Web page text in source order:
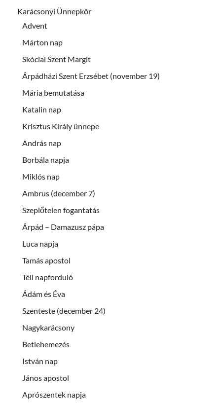
Karácsonyi Ünnepkör
Advent
Márton nap
Skóciai Szent Margit
Árpádházi Szent Erzsébet (november 19)
Mária bemutatása
Katalin nap
Krisztus Király ünnepe
András nap
Borbála napja
Miklós nap
Ambrus (december 7)
Szeplőtelen fogantatás
Árpád – Damazusz pápa
Luca napja
Tamás apostol
Téli napforduló
Ádám és Éva
Szenteste (december 24)
Nagykarácsony
Betlehemezés
István nap
János apostol
Aprószentek napja